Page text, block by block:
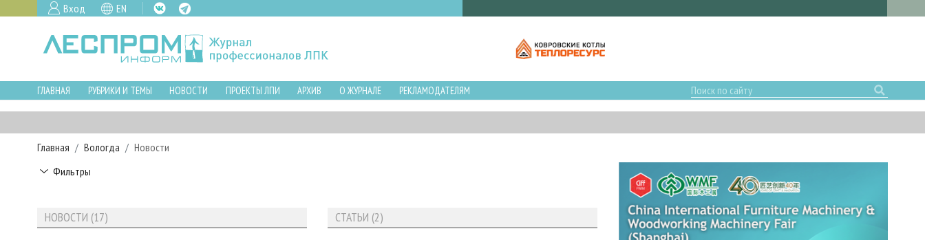
Вход EN
ГЛАВНАЯ РУБРИКИ И ТЕМЫ НОВОСТИ ПРОЕКТЫ ЛПИ АРХИВ О ЖУРНАЛЕ РЕКЛАМОДАТЕЛЯМ
Главная Вологда
Новости
Фильтры
НОВОСТИ (17) СТАТЬИ (2)